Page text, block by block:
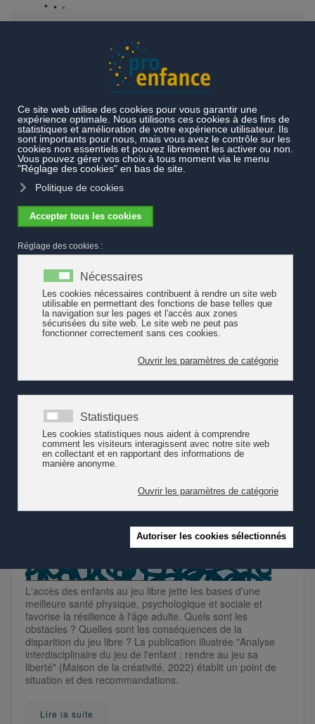
Exemples de pratiques
Accueil de l'enfance au
quotidien
Accueil de l'enfance
Cette page met en avant des exemples de pratiques
reflétant le travail quotidien mené auprès des enfants et
des familles. Elle propose aussi des outils destinés aux
Anaylse interdisciplinaire du jeu de
l'enfant : rendre au jeu sa liberté
L'accès des enfants au jeu libre jette les bases d'une
meilleure santé physique, psychologique et sociale et
favorise la résilience à l'âge adulte. Quels sont les
obstacles ? Quelles sont les conséquences de la
disparition du jeu libre ? La publication illustrée "Analyse
interdisciplinaire du jeu de l'enfant : rendre au jeu sa
liberté" (Maison de la créativité, 2022) établit un point de
situation et des recommandations.
Lire la suite